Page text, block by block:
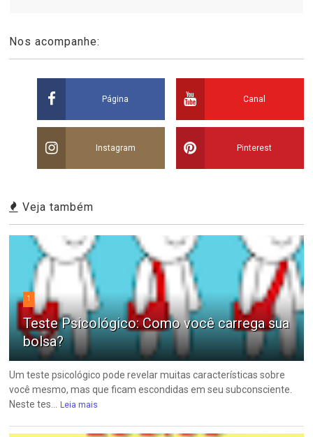
Nos acompanhe:
Página Canal
Instagram Pinterest
Veja também
1
Teste Psicológico: Como você carrega sua
bolsa?
Um teste psicológico pode revelar muitas características sobre
você mesmo, mas que ficam escondidas em seu subconsciente.
Neste tes...
Leia mais